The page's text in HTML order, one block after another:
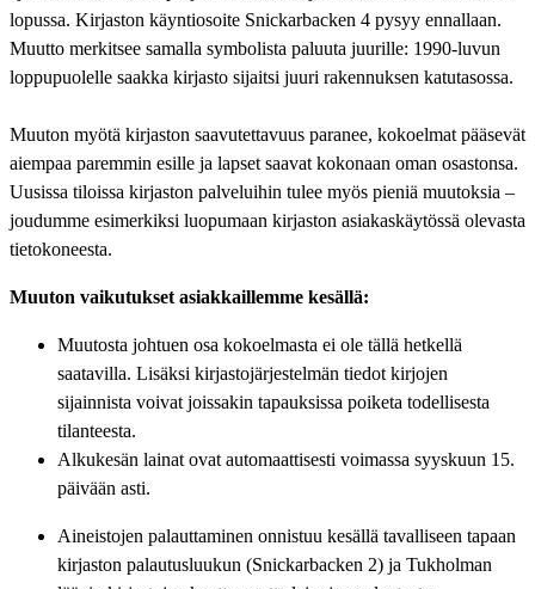
lopussa. Kirjaston käyntiosoite Snickarbacken 4 pysyy ennallaan.
Muutto merkitsee samalla symbolista paluuta juurille: 1990-luvun
loppupuolelle saakka kirjasto sijaitsi juuri rakennuksen katutasossa.
Muuton myötä kirjaston saavutettavuus paranee, kokoelmat pääsevät
aiempaa paremmin esille ja lapset saavat kokonaan oman osastonsa.
Uusissa tiloissa kirjaston palveluihin tulee myös pieniä muutoksia –
joudumme esimerkiksi luopumaan kirjaston asiakaskäytössä olevasta
tietokoneesta.
Muuton vaikutukset asiakkaillemme kesällä:
Muutosta johtuen osa kokoelmasta ei ole tällä hetkellä
saatavilla. Lisäksi kirjastojärjestelmän tiedot kirjojen
sijainnista voivat joissakin tapauksissa poiketa todellisesta
tilanteesta.
Alkukesän lainat ovat automaattisesti voimassa syyskuun 15.
päivään asti.
Aineistojen palauttaminen onnistuu kesällä tavalliseen tapaan
kirjaston palautusluukun (Snickarbacken 2) ja Tukholman